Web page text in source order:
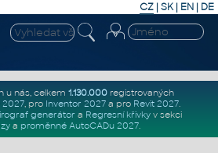
CZ | SK| EN | DE
u nás, celkem 1.130.000registrovaných
2027, pro Inventor 2027a pro Revit 2027.
generátor a Regresní křivkyv sekci
a proměnné AutoCADu 2027.